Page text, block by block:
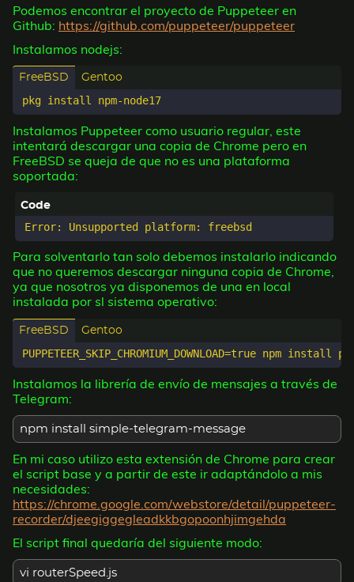
Podemos encontrar el proyecto de Puppeteer en
Github: https://github.com/puppeteer/puppeteer
Instalamos nodejs:
FreeBSD Gentoo
Instalamos Puppeteer como usuario regular, este
intentará descargar una copia de Chrome pero en
FreeBSD se queja de que no es una plataforma
soportada:
Para solventarlo tan solo debemos instalarlo indicando
que no queremos descargar ninguna copia de Chrome,
ya que nosotros ya disponemos de una en local
instalada por sl sistema operativo:
FreeBSD Gentoo
Instalamos la librería de envío de mensajes a través de
Telegram:
npm install simple-telegram-message
En mi caso utilizo esta extensión de Chrome para crear
el script base y a partir de este ir adaptándolo a mis
necesidades:
https://chrome.google.com/webstore/detail/puppeteer-
recorder/djeegiggegleadkkbgopoonhjimgehda
El script final quedaría del siguiente modo:
vi routerSpeed.js